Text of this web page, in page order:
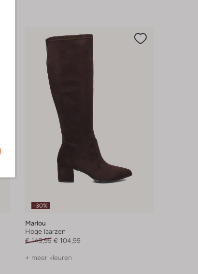
-30%
Marlou
Hoge laarzen
€ 149,99 € 104,99
+ meer kleuren